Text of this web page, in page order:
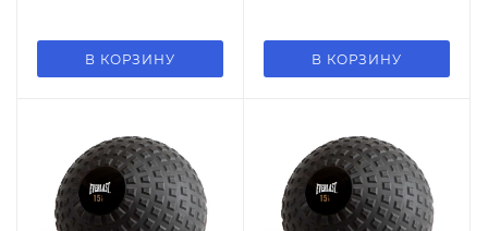
В КОРЗИНУ В КОРЗИНУ